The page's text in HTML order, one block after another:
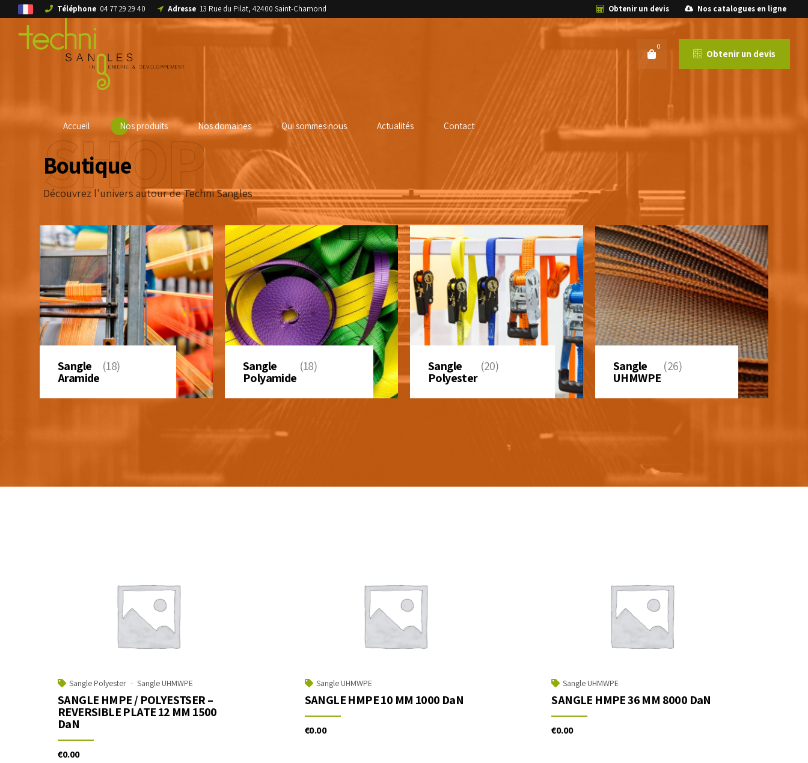
Téléphone 04 77 29 29 40 Adresse 13 Rue du Pilat, 42400 Saint-Chamond Obtenir un devis Nos catalogues en ligne
0
Obtenir un devis
Accueil Nos produits Nos domaines Qui sommes nous Actualités Contact
Boutique
SHOP
Découvrez l'univers autour de Techni Sangles
Sangle
Aramide
(18) Sangle
Polyamide
(18) Sangle
Polyester
(20) Sangle
UHMWPE
(26)
Sangle Polyester Sangle UHMWPE
SANGLE HMPE / POLYESTSER –
REVERSIBLE PLATE 12 MM 1500
DaN
€0.00
Sangle UHMWPE
SANGLE HMPE 10 MM 1000 DaN
€0.00
Sangle UHMWPE
SANGLE HMPE 36 MM 8000 DaN
€0.00